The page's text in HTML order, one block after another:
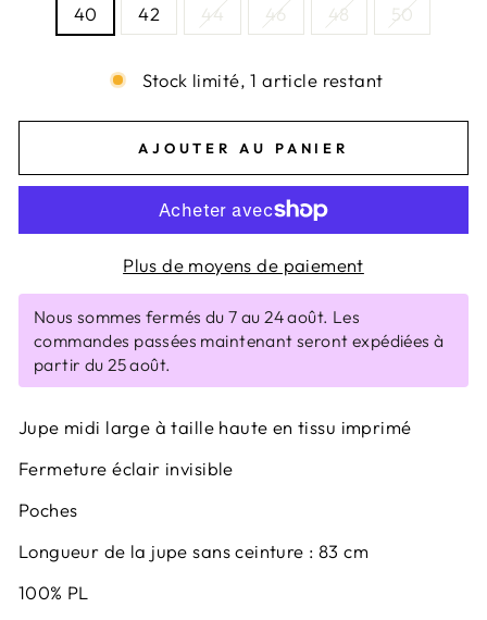
40 42 44 46 48 50
Stock limité, 1 article restant
AJOUTER AU PANIER
Plus de moyens de paiement
Nous sommes fermés du 7 au 24 août. Les
commandes passées maintenant seront expédiées à
partir du 25 août.
Jupe midi large à taille haute en tissu imprimé
Fermeture éclair invisible
Poches
Longueur de la jupe sans ceinture : 83 cm
100% PL